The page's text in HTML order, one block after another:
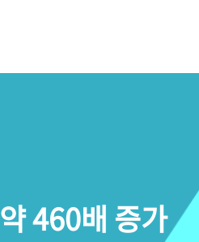
약 460배 증가